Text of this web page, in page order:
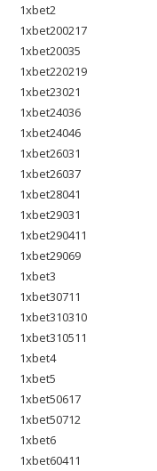
1xbet2
1xbet200217
1xbet20035
1xbet220219
1xbet23021
1xbet24036
1xbet24046
1xbet26031
1xbet26037
1xbet28041
1xbet29031
1xbet290411
1xbet29069
1xbet3
1xbet30711
1xbet310310
1xbet310511
1xbet4
1xbet5
1xbet50617
1xbet50712
1xbet6
1xbet60411